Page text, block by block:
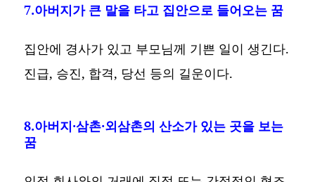
7.아버지가 큰 말을 타고 집안으로 들어오는 꿈
집안에 경사가 있고 부모님께 기쁜 일이 생긴다.
진급, 승진, 합격, 당선 등의 길운이다.
8.아버지·삼촌·외삼촌의 산소가 있는 곳을 보는
꿈